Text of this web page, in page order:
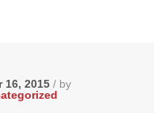
16, 2015 / by